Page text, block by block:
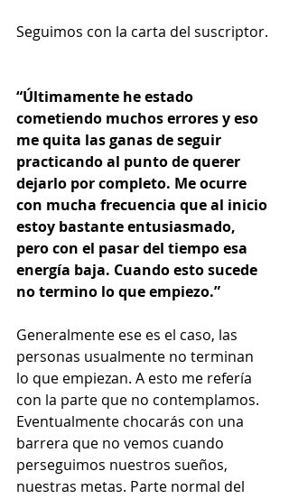
Seguimos con la carta del suscriptor.
“Últimamente he estado
cometiendo muchos errores y eso
me quita las ganas de seguir
practicando al punto de querer
dejarlo por completo. Me ocurre
con mucha frecuencia que al inicio
estoy bastante entusiasmado,
pero con el pasar del tiempo esa
energía baja. Cuando esto sucede
no termino lo que empiezo.”
Generalmente ese es el caso, las
personas usualmente no terminan
lo que empiezan. A esto me refería
con la parte que no contemplamos.
Eventualmente chocarás con una
barrera que no vemos cuando
perseguimos nuestros sueños,
nuestras metas. Parte normal del